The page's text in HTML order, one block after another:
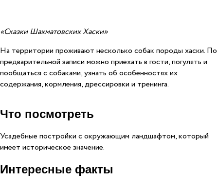
«Сказки Шахматовских Хаски»
На территории проживают несколько собак породы хаски. По
предварительной записи можно приехать в гости, погулять и
пообщаться с собаками, узнать об особенностях их
содержания, кормления, дрессировки и тренинга.
Что посмотреть
Усадебные постройки с окружающим ландшафтом, который
имеет историческое значение.
Интересные факты